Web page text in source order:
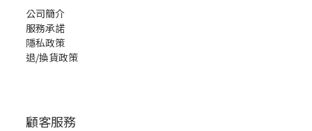
公司簡介
服務承諾
隱私政策
退/換貨政策
顧客服務